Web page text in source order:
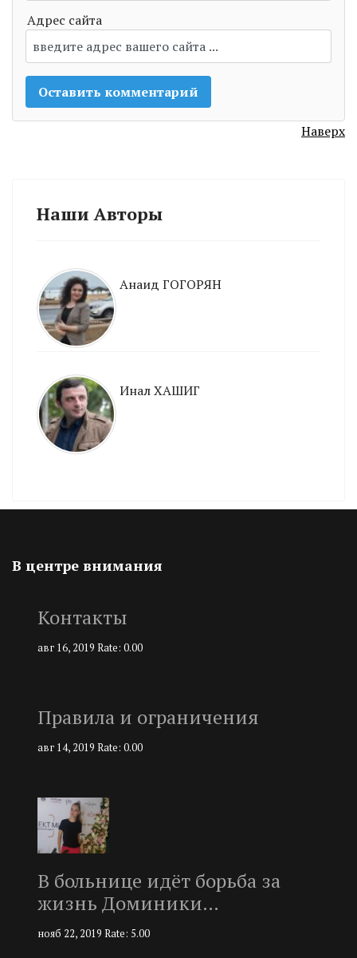
Адрес сайта
Наверх
Наши Авторы
Анаид ГОГОРЯН
Инал ХАШИГ
В центре внимания
Контакты
авг 16, 2019 Rate: 0.00
Правила и ограничения
авг 14, 2019 Rate: 0.00
В больнице идёт борьба за
жизнь Доминики…
нояб 22, 2019 Rate: 5.00